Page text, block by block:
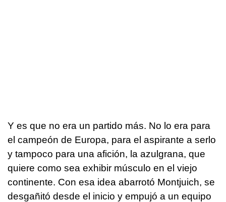
Y es que no era un partido más. No lo era para
el campeón de Europa, para el aspirante a serlo
y tampoco para una afición, la azulgrana, que
quiere como sea exhibir músculo en el viejo
continente. Con esa idea abarrotó Montjuich, se
desgañitó desde el inicio y empujó a un equipo